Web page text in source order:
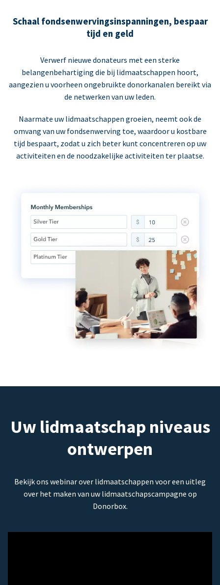
Schaal fondsenwervingsinspanningen, bespaar
tijd en geld
Verwerf nieuwe donateurs met een sterke
belangenbehartiging die bij lidmaatschappen hoort,
aangezien u voorheen ongebruikte donorkanalen bereikt via
de netwerken van uw leden.
Naarmate uw lidmaatschappen groeien, neemt ook de
omvang van uw fondsenwerving toe, waardoor u kostbare
tijd bespaart, zodat u zich beter kunt concentreren op uw
activiteiten en de noodzakelijke activiteiten ter plaatse.
Uw lidmaatschap niveaus
ontwerpen
Bekijk ons webinar over lidmaatschappen voor een uitleg
over het maken van uw lidmaatschapscampagne op
Donorbox.